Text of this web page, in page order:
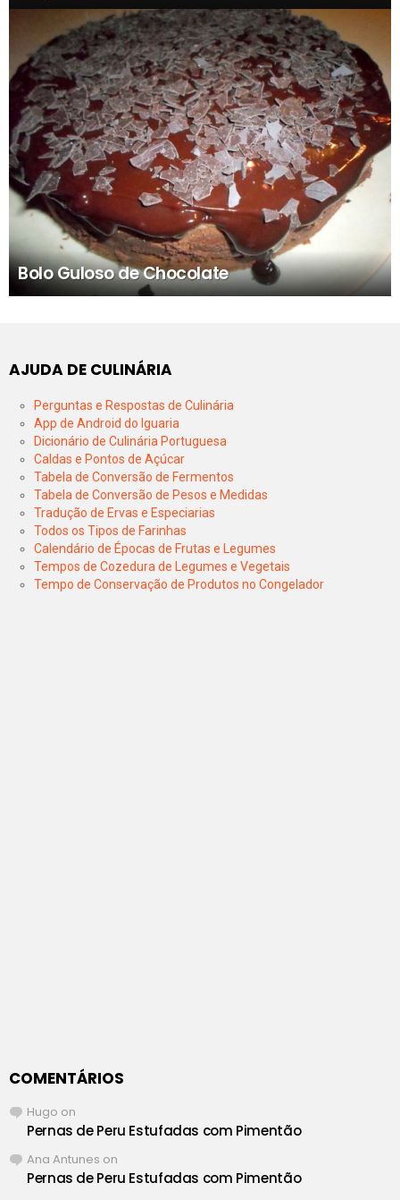
Bolo Guloso de Chocolate
AJUDA DE CULINÁRIA
Perguntas e Respostas de Culinária
App de Android do Iguaria
Dicionário de Culinária Portuguesa
Caldas e Pontos de Açúcar
Tabela de Conversão de Fermentos
Tabela de Conversão de Pesos e Medidas
Tradução de Ervas e Especiarias
Todos os Tipos de Farinhas
Calendário de Épocas de Frutas e Legumes
Tempos de Cozedura de Legumes e Vegetais
Tempo de Conservação de Produtos no Congelador
COMENTÁRIOS
Hugo on
Pernas de Peru Estufadas com Pimentão
Ana Antunes on
Pernas de Peru Estufadas com Pimentão